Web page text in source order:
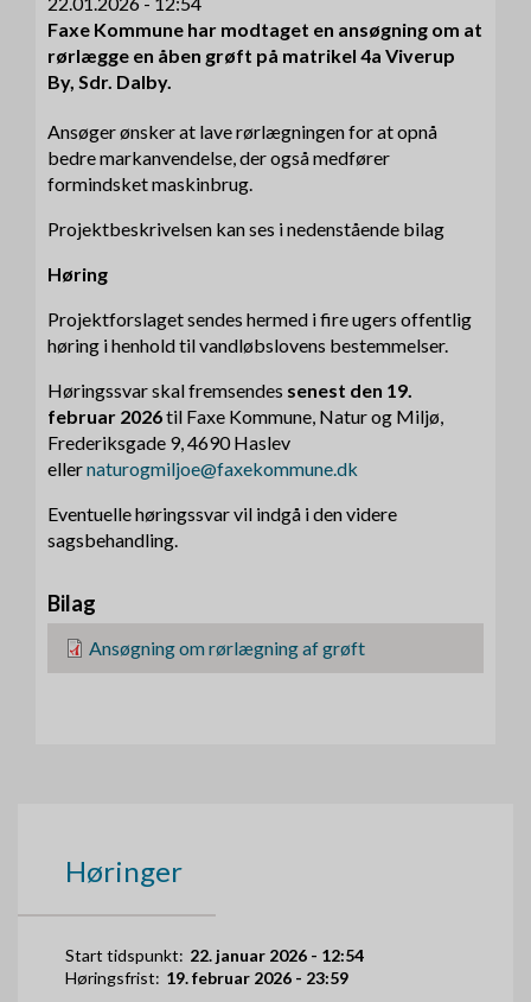
Faxe Kommune har modtaget en ansøgning om at
rørlægge en åben grøft på matrikel 4a Viverup
By, Sdr. Dalby.
Ansøger ønsker at lave rørlægningen for at opnå
bedre markanvendelse, der også medfører
formindsket maskinbrug.
Projektbeskrivelsen kan ses i nedenstående bilag
Høring
Projektforslaget sendes hermed i fire ugers offentlig
høring i henhold til vandløbslovens bestemmelser.
Høringssvar skal fremsendes senest den 19.
februar 2026til Faxe Kommune, Natur og Miljø,
Frederiksgade 9, 4690 Haslev
ellernaturogmiljoe@faxekommune.dk
Eventuelle høringssvar vil indgå i den videre
sagsbehandling.
Bilag
i
Ansøgning om rørlægning af grøft
Høringer
Start tidspunkt: 22. januar 2026 - 12:54
Høringsfrist: 19. februar 2026 - 23:59